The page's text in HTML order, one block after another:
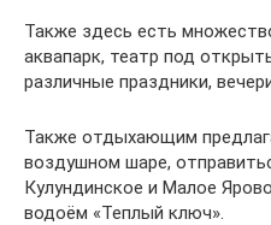
Также здесь есть
аквапарк, театр под
различные праздники,
Также отдыхающим
воздушном шаре,
Кулундинское и Малое
водоём «Теплый ключ».